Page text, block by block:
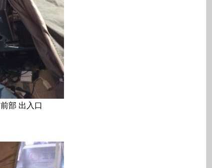
前部 出入口